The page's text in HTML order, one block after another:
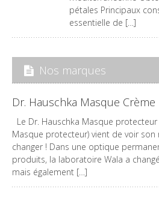
pétales Principaux
essentielle de […]
Nos marques
Dr. Hauschka Masque
Le Dr. Hauschka Masque
Masque protecteur) vient de voir
changer ! Dans une optique
produits, la laboratoire Wala a
mais également […]